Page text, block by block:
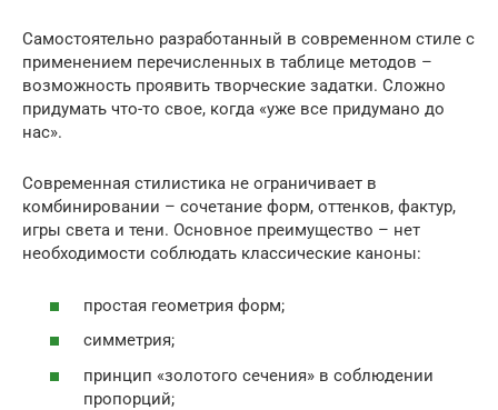
Самостоятельно разработанный в современном стиле с
применением перечисленных в таблице методов –
возможность проявить творческие задатки. Сложно
придумать что-то свое, когда «уже все придумано до
нас».
Современная стилистика не ограничивает в
комбинировании – сочетание форм, оттенков, фактур,
игры света и тени. Основное преимущество – нет
необходимости соблюдать классические каноны:
простая геометрия форм;
симметрия;
принцип «золотого сечения» в соблюдении
пропорций;